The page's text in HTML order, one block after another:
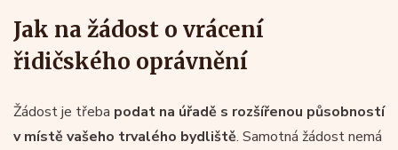
Jak na žádost o vrácení
řidičského oprávnění
Žádost je třeba podat na úřadě s rozšířenou působností
v místě vašeho trvalého bydliště. Samotná žádost nemá